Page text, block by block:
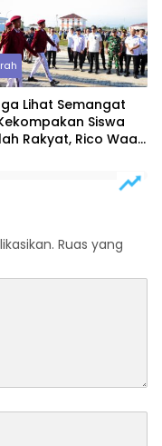
Lihat Semangat
Siswa
Rakyat, Rico Waas:
Ruas yang